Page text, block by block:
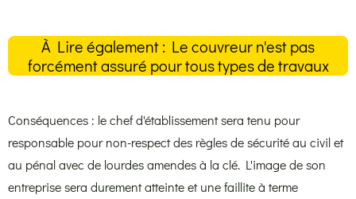
À Lire également : Le couvreur n'est pas
forcément assuré pour tous types de travaux
Conséquences : le chef d'établissement sera tenu pour
responsable pour non-respect des règles de sécurité au civil et
au pénal avec de lourdes amendes à la clé. L'image de son
entreprise sera durement atteinte et une faillite à terme